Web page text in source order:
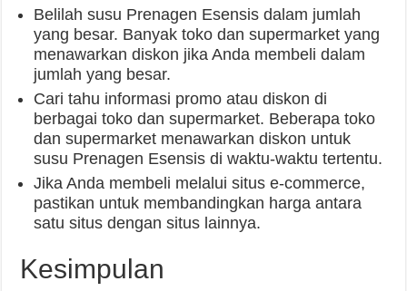
Belilah susu Prenagen Esensis dalam jumlah
yang besar. Banyak toko dan supermarket yang
menawarkan diskon jika Anda membeli dalam
jumlah yang besar.
Cari tahu informasi promo atau diskon di
berbagai toko dan supermarket. Beberapa toko
dan supermarket menawarkan diskon untuk
susu Prenagen Esensis di waktu-waktu tertentu.
Jika Anda membeli melalui situs e-commerce,
pastikan untuk membandingkan harga antara
satu situs dengan situs lainnya.
Kesimpulan